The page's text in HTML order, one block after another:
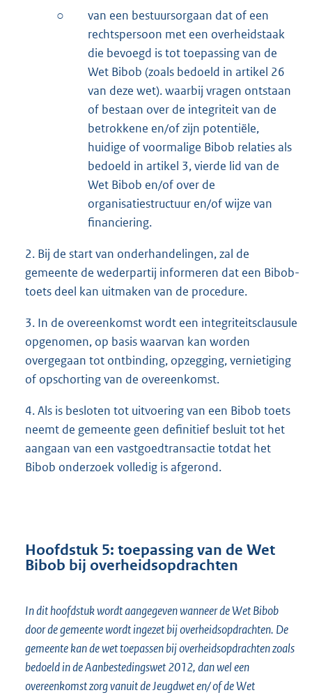
○
van een bestuursorgaan dat of een
rechtspersoon met een overheidstaak
die bevoegd is tot toepassing van de
Wet Bibob (zoals bedoeld in artikel 26
van deze wet). waarbij vragen ontstaan
of bestaan over de integriteit van de
betrokkene en/of zijn potentiële,
huidige of voormalige Bibob relaties als
bedoeld in artikel 3, vierde lid van de
Wet Bibob en/of over de
organisatiestructuur en/of wijze van
financiering.
2. Bij de start van onderhandelingen, zal de
gemeente de wederpartij informeren dat een Bibob-
toets deel kan uitmaken van de procedure.
3. In de overeenkomst wordt een integriteitsclausule
opgenomen, op basis waarvan kan worden
overgegaan tot ontbinding, opzegging, vernietiging
of opschorting van de overeenkomst.
4. Als is besloten tot uitvoering van een Bibob toets
neemt de gemeente geen definitief besluit tot het
aangaan van een vastgoedtransactie totdat het
Bibob onderzoek volledig is afgerond.
Hoofdstuk 5: toepassing van de Wet
Bibob bij overheidsopdrachten
In dit hoofdstuk wordt aangegeven wanneer de Wet Bibob
door de gemeente wordt ingezet bij overheidsopdrachten. De
gemeente kan de wet toepassen bij overheidsopdrachten zoals
bedoeld in de Aanbestedingswet 2012, dan wel een
overeenkomst zorg vanuit de Jeugdwet en/ of de Wet